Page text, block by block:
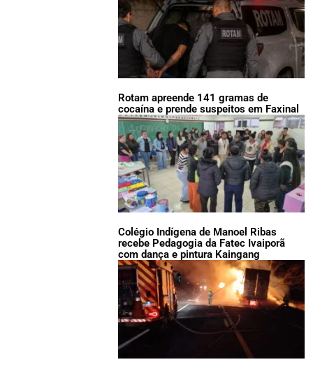
Rotam apreende 141 gramas de
cocaína e prende suspeitos em Faxinal
Colégio Indígena de Manoel Ribas
recebe Pedagogia da Fatec Ivaiporã
com dança e pintura Kaingang